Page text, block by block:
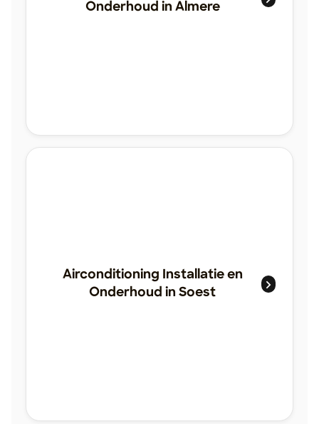
Onderhoud in Almere
Airconditioning Installatie en
Onderhoud in Soest